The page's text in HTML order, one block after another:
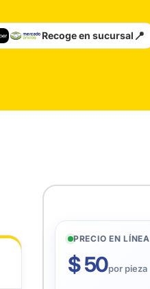
Recoge en sucursal 📍
PRECIO EN LÍNEA
$ 50por pieza